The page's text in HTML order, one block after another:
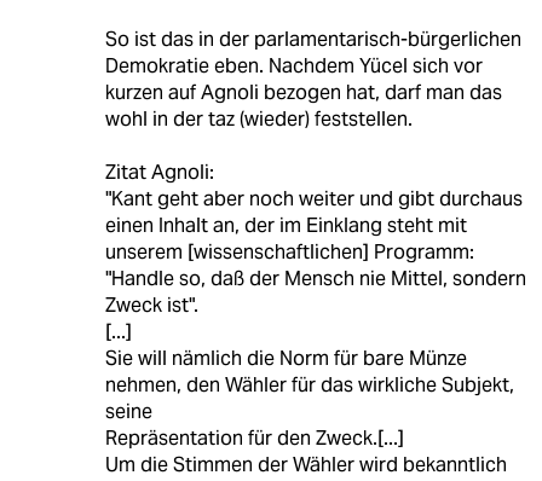
So ist das in der parlamentarisch-bürgerlichen
Demokratie eben. Nachdem Yücel sich vor
kurzen auf Agnoli bezogen hat, darf man das
wohl in der taz (wieder) feststellen.
Zitat Agnoli:
"Kant geht aber noch weiter und gibt durchaus
einen Inhalt an, der im Einklang steht mit
unserem [wissenschaftlichen] Programm:
"Handle so, daß der Mensch nie Mittel, sondern
Zweck ist".
[...]
Sie will nämlich die Norm für bare Münze
nehmen, den Wähler für das wirkliche Subjekt,
seine
Repräsentation für den Zweck.[...]
Um die Stimmen der Wähler wird bekanntlich